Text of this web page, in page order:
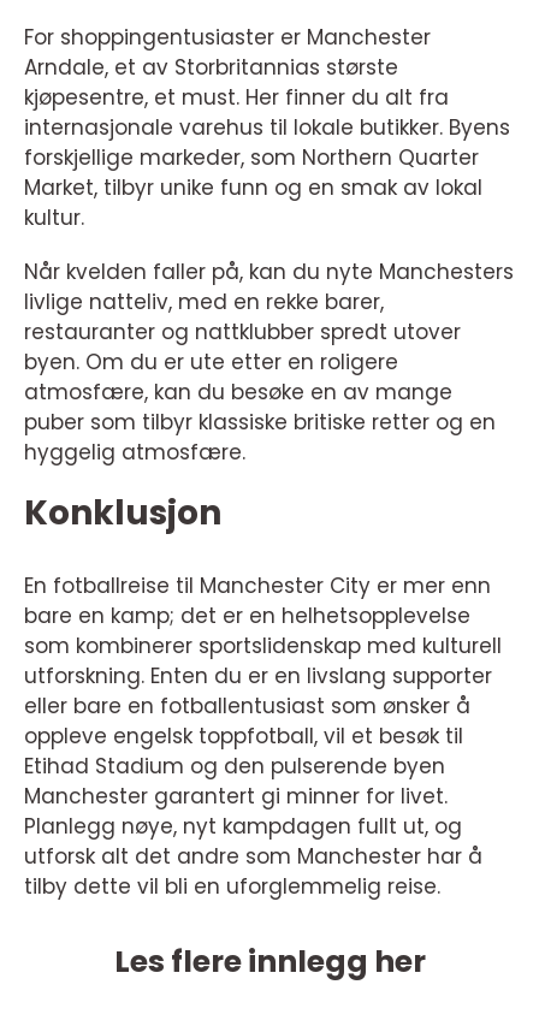
For shoppingentusiaster er Manchester
Arndale, et av Storbritannias største
kjøpesentre, et must. Her finner du alt fra
internasjonale varehus til lokale butikker. Byens
forskjellige markeder, som Northern Quarter
Market, tilbyr unike funn og en smak av lokal
kultur.
Når kvelden faller på, kan du nyte Manchesters
livlige natteliv, med en rekke barer,
restauranter og nattklubber spredt utover
byen. Om du er ute etter en roligere
atmosfære, kan du besøke en av mange
puber som tilbyr klassiske britiske retter og en
hyggelig atmosfære.
Konklusjon
En fotballreise til Manchester City er mer enn
bare en kamp; det er en helhetsopplevelse
som kombinerer sportslidenskap med kulturell
utforskning. Enten du er en livslang supporter
eller bare en fotballentusiast som ønsker å
oppleve engelsk toppfotball, vil et besøk til
Etihad Stadium og den pulserende byen
Manchester garantert gi minner for livet.
Planlegg nøye, nyt kampdagen fullt ut, og
utforsk alt det andre som Manchester har å
tilby dette vil bli en uforglemmelig reise.
Les flere innlegg her